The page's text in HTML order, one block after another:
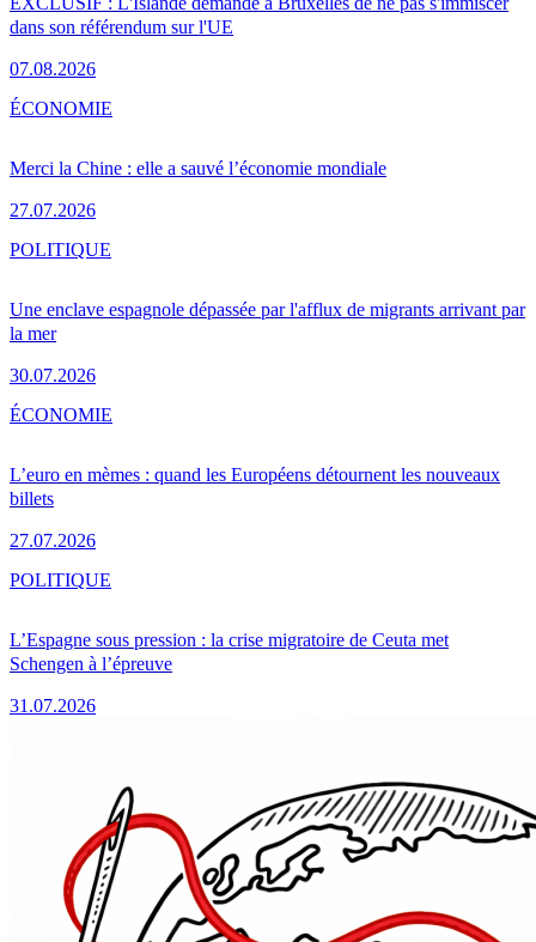
dans son référendum sur l'UE
07.08.2026
Merci la Chine : elle a sauvé l’économie mondiale
27.07.2026
ÉCONOMIE
Une enclave espagnole dépassée par l'afflux de migrants arrivant par
la mer
30.07.2026
POLITIQUE
L’euro en mèmes : quand les Européens détournent les nouveaux
billets
27.07.2026
ÉCONOMIE
L’Espagne sous pression : la crise migratoire de Ceuta met
Schengen à l’épreuve
31.07.2026
POLITIQUE